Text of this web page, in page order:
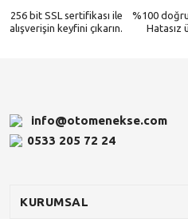
256 bit SSL sertifikası ile
alışverişin keyfini çıkarın.
%100
Hatasız
info@otomenekse.com
0533 205 72 24
KURUMSAL